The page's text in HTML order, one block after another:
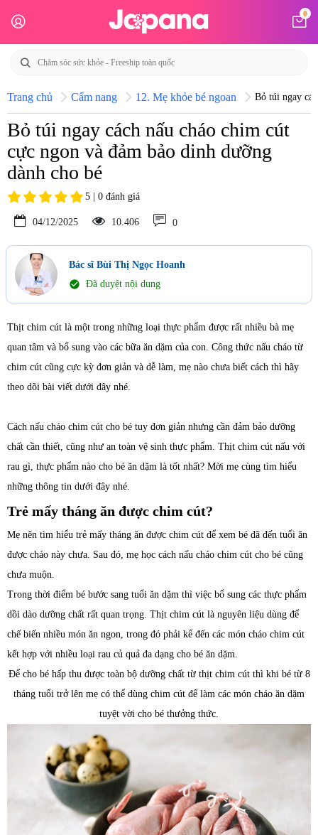
0
Trang chủ Cẩm nang 12. Mẹ khỏe bé ngoan Bỏ túi ngay
Bỏ túi ngay cách nấu cháo chim cút
cực ngon và đảm bảo dinh dưỡng
dành cho bé
5 | 0 đánh giá
04/12/2025 10.406 0
Bác sĩ Bùi Thị Ngọc Hoanh
check_circle Đã duyệt nội dung
Thịt chim cút là một trong những loại thực phẩm được rất nhiều bà mẹ
quan tâm và bổ sung vào các bữa ăn dặm của con. Công thức nấu cháo từ
chim cút cũng cực kỳ đơn giản và dễ làm, mẹ nào chưa biết cách thì hãy
theo dõi bài viết dưới đây nhé.
Cách nấu cháo chim cút cho bé tuy đơn giản nhưng cần đảm bảo dưỡng
chất cần thiết, cũng như an toàn vệ sinh thực phẩm. Thịt chim cút nấu với
rau gì, thực phẩm nào cho bé ăn dặm là tốt nhất? Mời mẹ cùng tìm hiểu
những thông tin dưới đây nhé.
Trẻ mấy tháng ăn được chim cút?
Mẹ nên tìm hiểu trẻ mấy tháng ăn được chim cút để xem bé đã đến tuổi ăn
được cháo này chưa. Sau đó, mẹ học cách nấu cháo chim cút cho bé cũng
chưa muộn.
Trong thời điểm bé bước sang tuổi ăn dặm thì việc bổ sung các thực phẩm
dồi dào dưỡng chất rất quan trọng. Thịt chim cút là nguyên liệu dùng để
chế biến nhiều món ăn ngon, trong đó phải kể đến các món cháo chim cút
kết hợp với nhiều loại rau củ quả đa dạng cho bé ăn dặm.
Để cho bé hấp thu được toàn bộ dưỡng chất từ thịt chim cút thì khi bé từ 8
tháng tuổi trở lên mẹ có thể dùng chim cút để làm các món cháo ăn dặm
tuyệt vời cho bé thưởng thức.